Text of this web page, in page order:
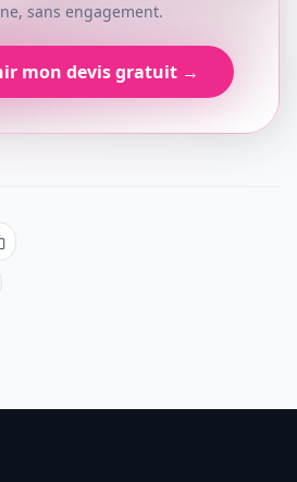
sans engagement.
mon devis gratuit →